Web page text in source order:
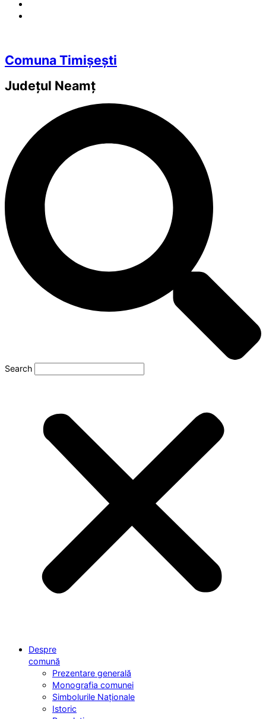
Comuna Timișești
Județul Neamț
Search
Despre
comună
Prezentare generală
Monografia comunei
Simbolurile Naționale
Istoric